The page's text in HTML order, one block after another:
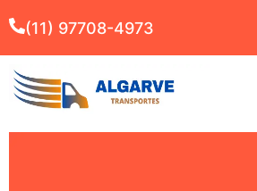
(11) 97708-4973